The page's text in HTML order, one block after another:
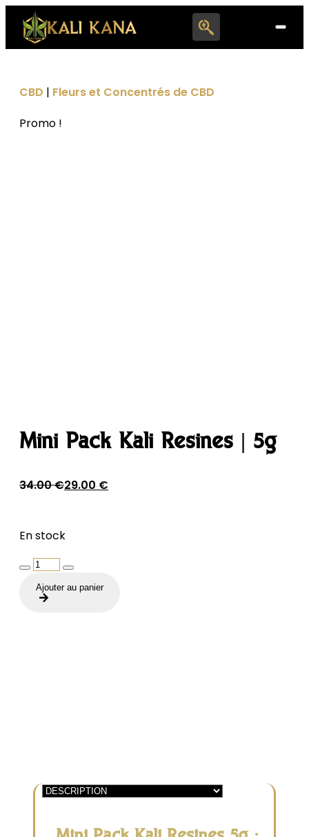
Search
CBD | Fleurs et Concentrés de CBD
Promo !
Mini Pack Kali Résines | 5g
34.00€
Le
était :
29.00 €
Le
est :
En stock
quantité
Ajouter au panier